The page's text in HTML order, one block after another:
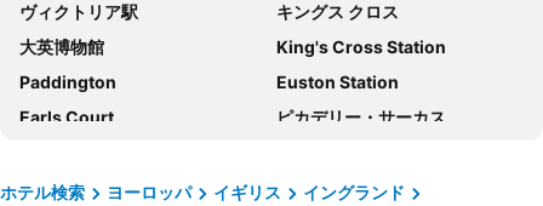
セント ジャイルズ ロンドン - セント ジャイルズ ホテル
Bedford Hotel
Premier Inn London County Hall
チューダー コート ホテル
グランド ロイヤル ロンドン ハイド パーク
ヒルトン ロンドン ケンジントン
アルハンブラ ホテル
ザ チルワース ロンドン パディントン
キングス クロス イン ホテル
ヒルトン ロンドン メトロポール
ヴィクトリア駅
キングス クロス
大英博物館
King's Cross Station
Paddington
Euston Station
Earls Court
ピカデリー・サーカス
ケンジントン
King's Cross St.Pancras Metro Station
ホテル検索 ヨーロッパ イギリス
イングランド